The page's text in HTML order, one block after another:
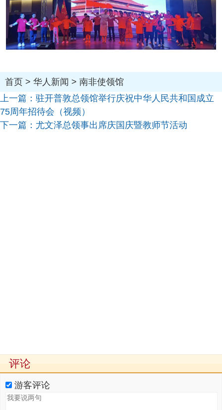
首页 > 华人新闻 > 南非使领馆
上一篇： 驻开普敦总领馆举行庆祝中华人民共和国成立
75周年招待会（视频）
下一篇： 尤文泽总领事出席庆国庆暨教师节活动
评论
游客评论